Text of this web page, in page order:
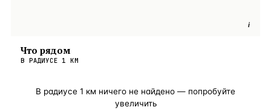
i
Что рядом
В РАДИУСЕ 1 КМ
В радиусе 1 км ничего не найдено — попробуйте
увеличить